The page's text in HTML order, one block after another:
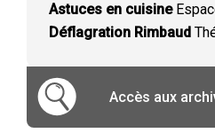
Astuces en cuisine
Déflagration Rimbaud
Accès aux